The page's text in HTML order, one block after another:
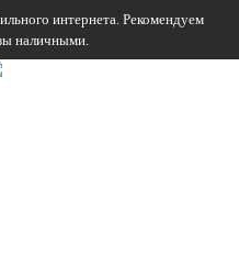
интернета. Рекомендуем
наличными.